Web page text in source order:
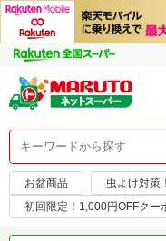
お盆商品 虫よけ対策！
初回限定！1,000円OFFクー